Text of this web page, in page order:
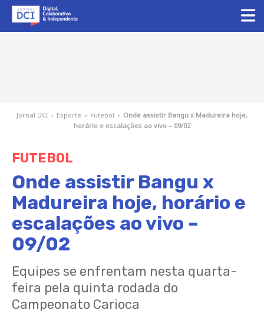
Jornal DCI › Esporte › Futebol › Onde assistir Bangu x Madureira hoje,
horário e escalações ao vivo – 09/02
FUTEBOL
Onde assistir Bangu x
Madureira hoje, horário e
escalações ao vivo –
09/02
Equipes se enfrentam nesta quarta-
feira pela quinta rodada do
Campeonato Carioca